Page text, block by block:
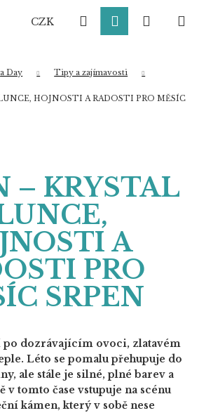
CZK HledatPřihlášení
Day Tipy a zajímavosti
HOJNOSTI A RADOSTI PRO MĚSÍC
– KRYSTAL
A
PRO
SRPEN
po dozrávajícím ovoci, zlatavém
Léto se pomalu přehupuje do
ale stále je silné, plné barev a
v tomto čase vstupuje na scénu
kámen, který v sobě nese
najít?